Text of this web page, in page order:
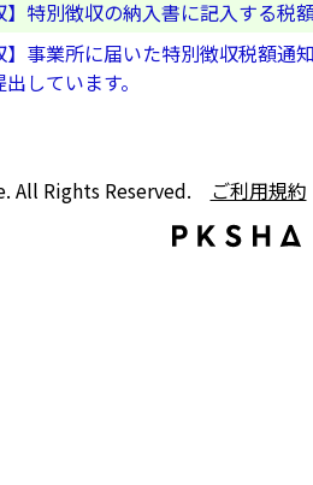
】特別徴収の納入書に記入する
】事業所に届いた特別徴収税額
しています。
All Rights Reserved. ご利用規約